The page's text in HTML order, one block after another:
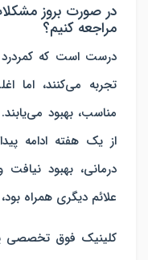
در صورت بروز
مراجعه کنیم؟
درست است که کمردرد
تجربه می‌کنند، اما
مناسب، بهبود
از یک هفته ادامه
درمانی، بهبود
علائم دیگری همراه
کلینیک فوق تخصصی